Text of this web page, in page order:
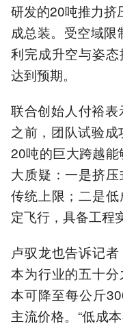
研发的20吨推力挤
成总装。受空域
利完成升空与姿
达到预期。
联合创始人付裕
之前，团队试验
20吨的巨大跨越
大质疑：一是挤
传统上限；二是
定飞行，具备工程
卢驭龙也告诉记
本为行业的五十
本可降至每公斤
主流价格。“低成